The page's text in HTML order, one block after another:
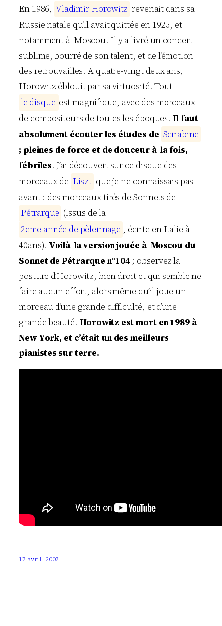
En 1986, Vladimir Horowitz revenait dans sa
Russie natale qu’il avait quittée en 1925, et
notamment à Moscou. Il y a livré un concert
sublime, bourré de son talent, et de l’émotion
des retrouvailles. A quatre-vingt deux ans,
Horowitz éblouit par sa virtuosité. Tout
le disque est magnifique, avec des morceaux
de compositeurs de toutes les époques.Il faut
absolument écouter les études de Scriabine
; pleines de force et de douceur à la fois,
fébriles. J’ai découvert sur ce disque des
morceaux de Liszt que je ne connaissais pas
avant : des morceaux tirés de Sonnets de
Pétrarque (issus de la
2eme année de pèlerinage , écrite en Italie à
40ans). Voilà la version jouée à Moscou du
Sonnet de Pétrarque n°104 ; observez la
posture d’Horowitz, bien droit et qui semble ne
faire aucun effort, alors même qu’il joue un
morceau d’une grande difficulté, et d’une
grande beauté. Horowitz est mort en 1989 à
New York, et c’était un des meilleurs
pianistes sur terre.
17 avril, 2007